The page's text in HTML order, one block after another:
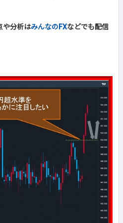
や分析はみんなのFXなどでも配信